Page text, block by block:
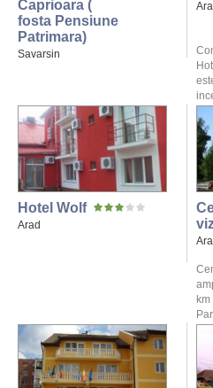
Caprioara (
fosta Pensiune
Patrimara)
Savarsin
Hotel Wolf
Arad